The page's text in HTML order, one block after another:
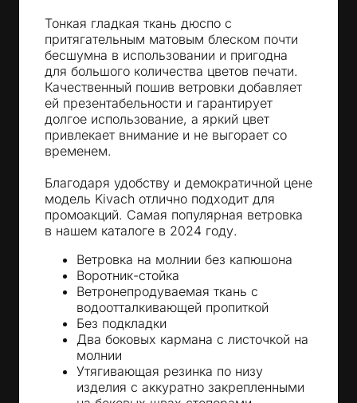
Тонкая гладкая ткань дюспо с
притягательным матовым блеском почти
бесшумна в использовании и пригодна
для большого количества цветов печати.
Качественный пошив ветровки добавляет
ей презентабельности и гарантирует
долгое использование, а яркий цвет
привлекает внимание и не выгорает со
временем.
Благодаря удобству и демократичной цене
модель Kivach отлично подходит для
промоакций. Самая популярная ветровка
в нашем каталоге в 2024 году.
Ветровка на молнии без капюшона
Воротник-стойка
Ветронепродуваемая ткань с
водоотталкивающей пропиткой
Без подкладки
Два боковых кармана с листочкой на
молнии
Утягивающая резинка по низу
изделия с аккуратно закрепленными